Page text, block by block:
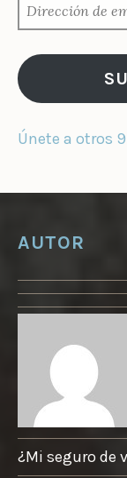
C
C
Ó
N
A
L
Únete a otros
AUTOR
¿Mi seguro de